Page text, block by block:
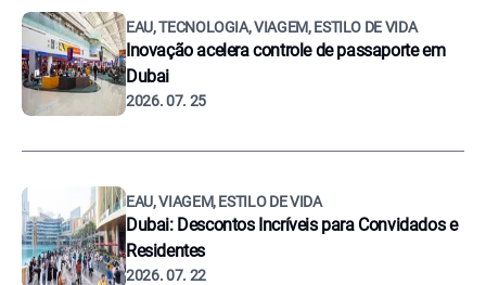
EAU, TECNOLOGIA, VIAGEM, ESTILO DE VIDA
Inovação acelera controle de passaporte em
Dubai
2026. 07. 25
EAU, VIAGEM, ESTILO DE VIDA
Dubai: Descontos Incríveis para Convidados e
Residentes
2026. 07. 22